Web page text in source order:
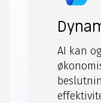
AI kan